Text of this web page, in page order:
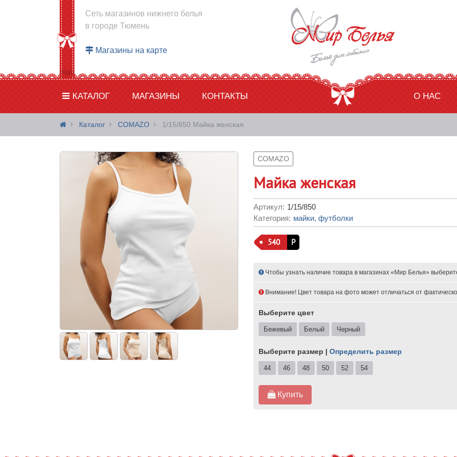
Сеть магазинов нижнего белья
в городе Тюмень
Магазины на карте
КАТАЛОГ МАГАЗИНЫ КОНТАКТЫ О НАС
Каталог COMAZO 1/15/850 Майка женская
COMAZO
Майка женская
Артикул: 1/15/850
Категория: майки, футболки
540 Р
Чтобы узнать наличие товара в магазинах «Мир Белья»
Внимание! Цвет товара на фото может отличаться от
Выберите цвет
Бежевый Белый Черный
Выберите размер | Определить размер
44 46 48 50 52 54
Купить